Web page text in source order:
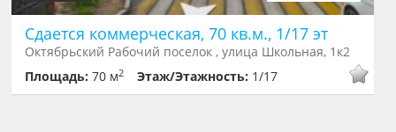
Сдается коммерческая, 70 кв.м., 1/17 эт
Октябрьский Рабочий поселок , улица Школьная, 1к2
Площадь:70 м2 Этаж/Этажность: 1/17